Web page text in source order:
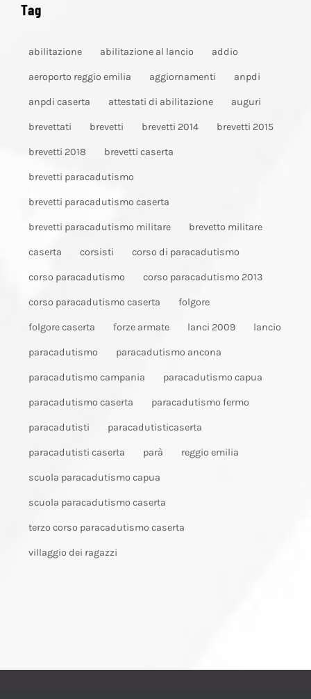
Tag
abilitazione abilitazione al lancio addio
aeroporto reggio emilia aggiornamenti anpdi
anpdi caserta attestati di abilitazione auguri
brevettati brevetti brevetti 2014 brevetti 2015
brevetti 2018 brevetti caserta
brevetti paracadutismo
brevetti paracadutismo caserta
brevetti paracadutismo militare brevetto militare
caserta corsisti corso di paracadutismo
corso paracadutismo corso paracadutismo 2013
corso paracadutismo caserta folgore
folgore caserta forze armate lanci 2009 lancio
paracadutismo paracadutismo ancona
paracadutismo campania paracadutismo capua
paracadutismo caserta paracadutismo fermo
paracadutisti paracadutisticaserta
paracadutisti caserta parà reggio emilia
scuola paracadutismo capua
scuola paracadutismo caserta
terzo corso paracadutismo caserta
villaggio dei ragazzi